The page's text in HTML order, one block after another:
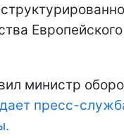
министр
пресс-